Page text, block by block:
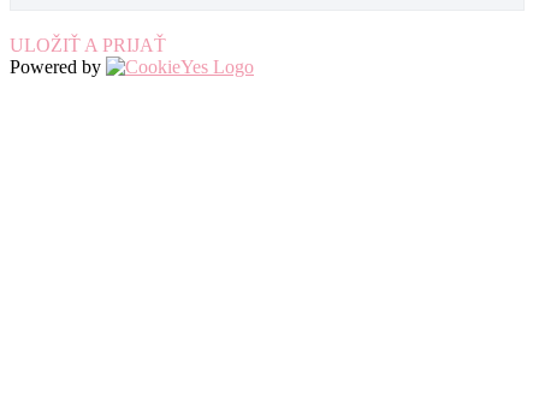
ULOŽIŤ A PRIJAŤ
Powered by